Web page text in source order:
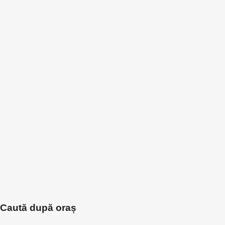
Caută după oraș